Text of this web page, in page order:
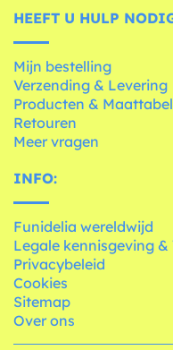
HEEFT U HULP
Mijn bestelling
Verzending & Levering
Producten &
Retouren
Meer vragen
INFO:
Funidelia wereldwijd
Legale kennisgeving
Privacybeleid
Cookies
Sitemap
Over ons